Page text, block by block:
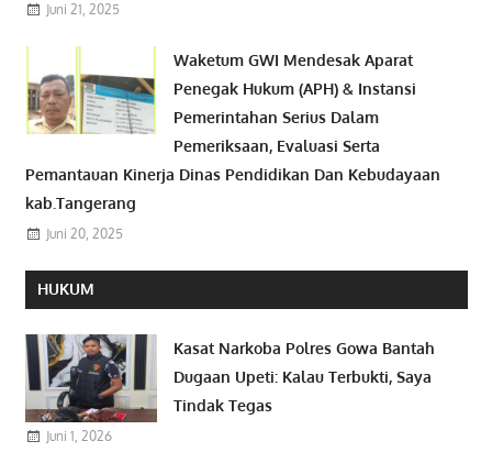
Juni 21, 2025
Waketum GWI Mendesak Aparat
Penegak Hukum (APH) & Instansi
Pemerintahan Serius Dalam
Pemeriksaan, Evaluasi Serta
Pemantauan Kinerja Dinas Pendidikan Dan Kebudayaan
kab.Tangerang
Juni 20, 2025
HUKUM
Kasat Narkoba Polres Gowa Bantah
Dugaan Upeti: Kalau Terbukti, Saya
Tindak Tegas
Juni 1, 2026